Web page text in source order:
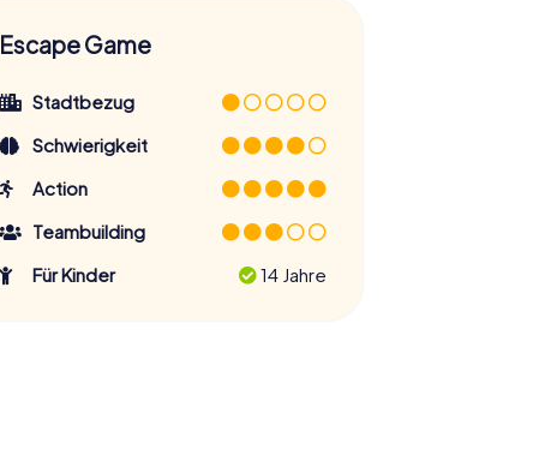
Escape Game
Stadtbezug
Schwierigkeit
Action
Teambuilding
Für Kinder
14 Jahre